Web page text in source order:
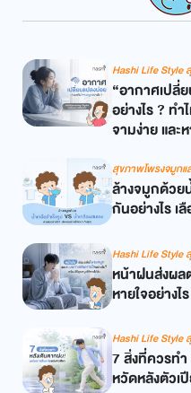
Hashi Life Style
“อากาศเปลี่
อย่างไร ? ท
จามง่าย และ
สุขภาพโพรงจมูกแ
ล้างจมูกด้วย
กันอย่างไร เ
Hashi Life Style
หน้าฝนส่งผล
หายใจอย่าง
Hashi Life Style
7 สิ่งที่ควรท
หวัดหลังตัวเ